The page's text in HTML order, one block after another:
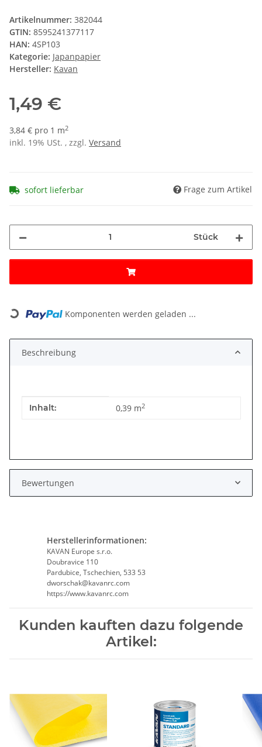
Artikelnummer: 382044
GTIN: 8595241377117
HAN: 4SP103
Kategorie: Japanpapier
Hersteller: Kavan
1,49 €
3,84 € pro 1 m2
inkl. 19% USt. , zzgl. Versand
sofort lieferbar Frage zum Artikel
Stück
Loading... Komponenten werden geladen ...
Beschreibung
Produkteigenschaft
Wert
Inhalt: 0,39 m2
Bewertungen
Herstellerinformationen:
KAVAN Europe s.r.o.
Doubravice 110
Pardubice, Tschechien, 533 53
dworschak@kavanrc.com
https://www.kavanrc.com
Kunden kauften dazu folgende
Artikel: